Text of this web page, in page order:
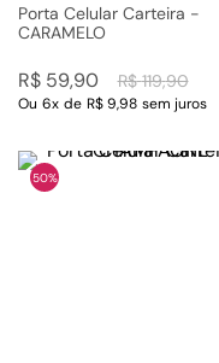
Porta Celular Carteira -
CARAMELO
R$ 119,90
R$ 59,90
Ou 6x de R$ 9,98 sem juros
50%